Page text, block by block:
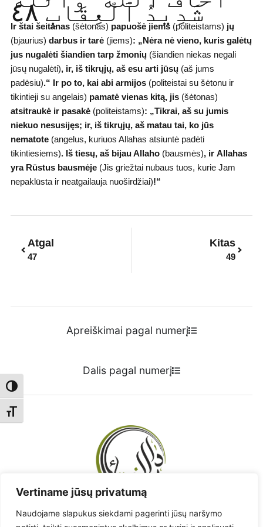
Vertiname jūsų privatumą
Naudojame slapukus siekdami pagerinti jūsų naršymo
Toggle High Contrast
Toggle Font size
شَدِيدُ ٱلْعِقَابِ ٤٨
Ir štai šeitanas (šėtonas) papuošė jiems(politeistams) jų
(bjaurius) darbus ir tarė (jiems): „Nėra nė vieno, kuris galėtų
jus nugalėti šiandien tarp žmonių(šiandien niekas negali
jūsų nugalėti), ir, iš tikrųjų, aš esu arti jūsų(aš jums
padėsiu).“ Ir po to, kai abi armijos(politeistai su šėtonu ir
tikintieji su angelais) pamatė vienas kitą, jis(šėtonas)
atsitraukė ir pasakė(politeistams): „Tikrai, aš su jumis
niekuo nesusijęs; ir, iš tikrųjų, aš matau tai, ko jūs
nematote(angelus, kuriuos Allahas atsiuntė padėti
tikintiesiems). Iš tiesų, aš bijau Allaho (bausmės), ir Allahas
yra Rūstus bausmėje(Jis griežtai nubaus tuos, kurie Jam
nepaklūsta ir neatgailauja nuoširdžiai)!“
Atgal
47
Kitas
49
Apreiškimai pagal numerį
Dalis pagal numerį